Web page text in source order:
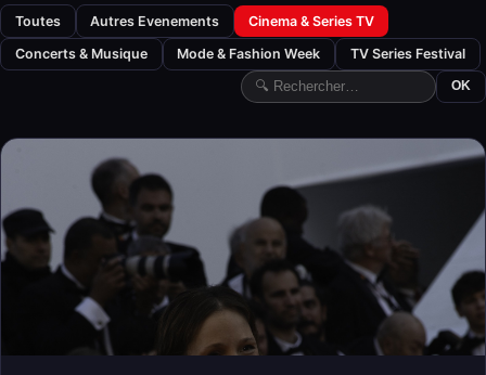
Toutes Autres Evenements Cinema & Series TV
Concerts & Musique Mode & Fashion Week TV Series Festival
OK